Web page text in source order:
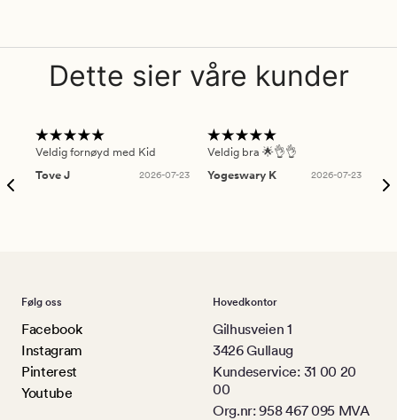
Dette sier våre kunder
Veldig fornøyd med Kid
Tove J
2026-07-23
Veldig bra 🌟👌👌
Yogeswary K
2026-07-23
Følg oss
Facebook
Instagram
Pinterest
Youtube
Hovedkontor
Gilhusveien 1
3426 Gullaug
Kundeservice: 31 00 20
00
Org.nr: 958 467 095 MVA